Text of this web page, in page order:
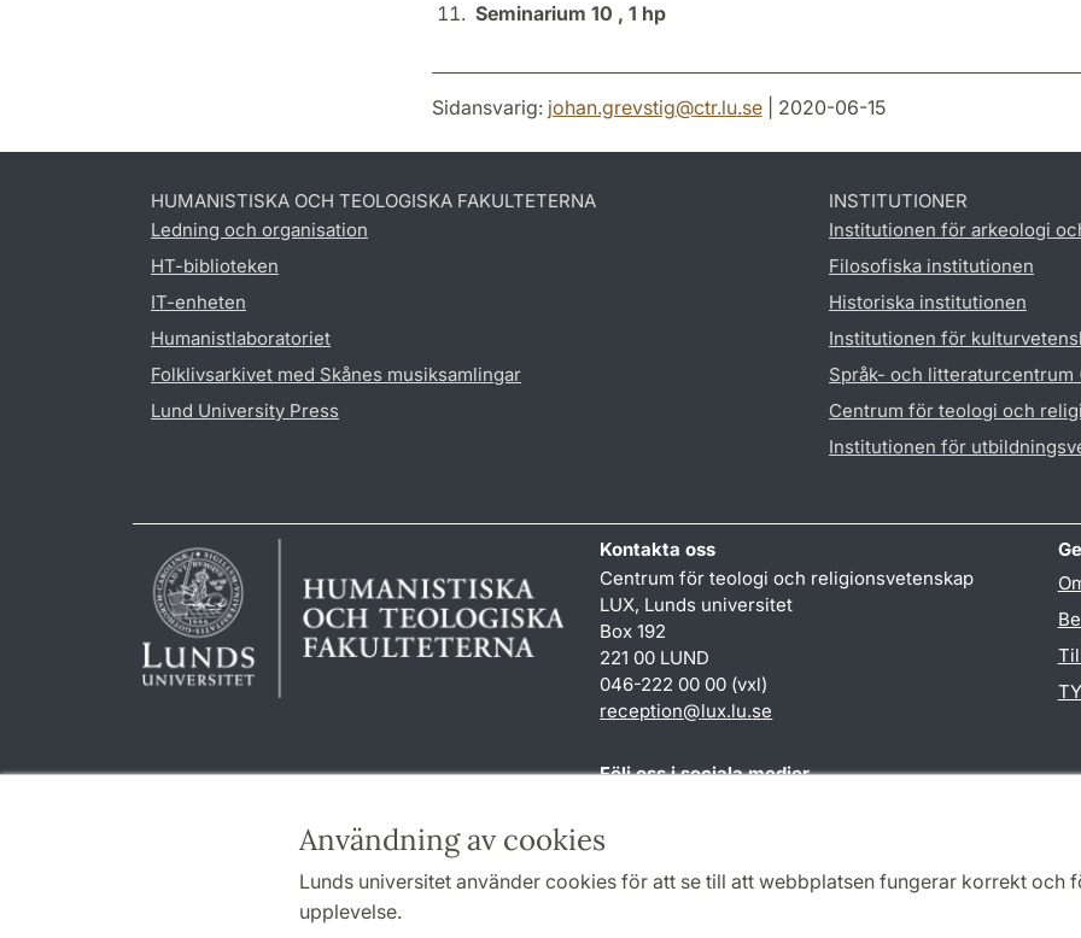
Användning av cookies
Lunds universitet använder cookies för att se till att webbplatsen fungerar korrekt och
upplevelse.
Seminarium 10 , 1 hp
Sidansvarig: johan.grevstig@ctr.lu.se| 2020-06-15
HUMANISTISKA OCH TEOLOGISKA FAKULTETERNA
Ledning och organisation
HT-biblioteken
IT-enheten
Humanistlaboratoriet
Folklivsarkivet med Skånes musiksamlingar
Lund University Press
INSTITUTIONER
Institutionen för arkeologi
Filosofiska institutionen
Historiska institutionen
Institutionen för
Språk- och litteraturcentrum
Centrum för teologi och
Institutionen för
Kontakta oss
Centrum för teologi och religionsvetenskap
LUX, Lunds universitet
Box 192
221 00 LUND
046-222 00 00 (vxl)
reception@lux.lu.se
Följ oss i sociala medier